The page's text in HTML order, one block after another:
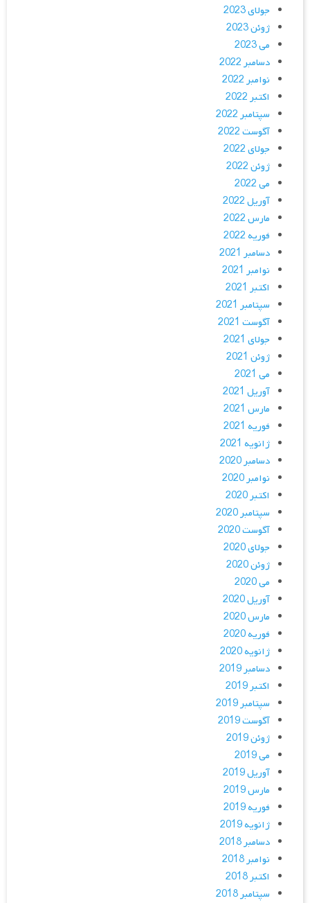
جولای 2023
ژوئن 2023
می 2023
دسامبر 2022
نوامبر 2022
اکتبر 2022
سپتامبر 2022
آگوست 2022
جولای 2022
ژوئن 2022
می 2022
آوریل 2022
مارس 2022
فوریه 2022
دسامبر 2021
نوامبر 2021
اکتبر 2021
سپتامبر 2021
آگوست 2021
جولای 2021
ژوئن 2021
می 2021
آوریل 2021
مارس 2021
فوریه 2021
ژانویه 2021
دسامبر 2020
نوامبر 2020
اکتبر 2020
سپتامبر 2020
آگوست 2020
جولای 2020
ژوئن 2020
می 2020
آوریل 2020
مارس 2020
فوریه 2020
ژانویه 2020
دسامبر 2019
اکتبر 2019
سپتامبر 2019
آگوست 2019
ژوئن 2019
می 2019
آوریل 2019
مارس 2019
فوریه 2019
ژانویه 2019
دسامبر 2018
نوامبر 2018
اکتبر 2018
سپتامبر 2018